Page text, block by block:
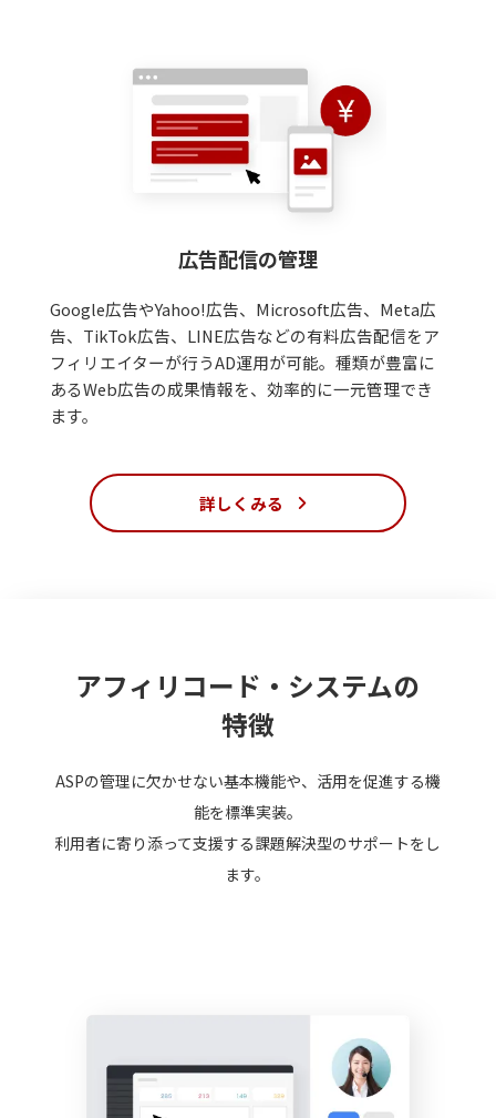
広告配信の管理
Google広告やYahoo!広告、Microsoft広告、Meta広
告、TikTok広告、LINE広告などの有料広告配信をア
フィリエイターが行うAD運用が可能。種類が豊富に
あるWeb広告の成果情報を、効率的に一元管理でき
ます。
詳しくみる
アフィリコード・システムの
特徴
ASPの管理に欠かせない基本機能や、活用を促進する機
能を標準実装。
利用者に寄り添って支援する課題解決型のサポートをし
ます。